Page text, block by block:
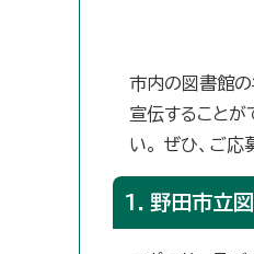
市内の図書館
宣伝することが
い。 ぜひ、ご応
1．野田市立